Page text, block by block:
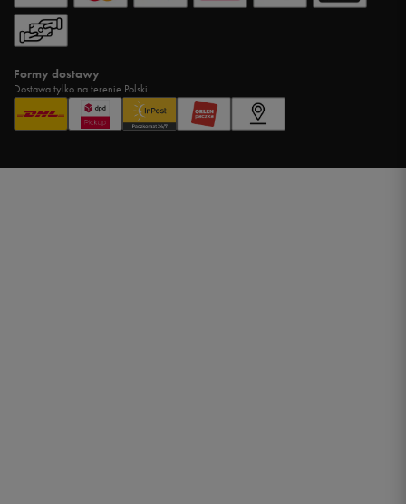
Formy dostawy
Dostawa tylko na terenie Polski